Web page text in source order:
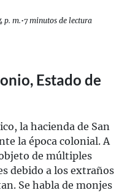
p. m.•7 minutos de lectura
Estado de
la hacienda de San
la época colonial. A
de múltiples
debido a los extraños
Se habla de monjes